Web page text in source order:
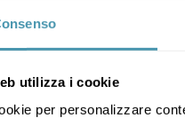
utilizza i cookie
per personalizzare